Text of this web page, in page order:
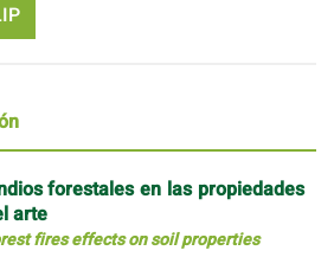
forestales en las propiedades
arte
fires effects on soil properties